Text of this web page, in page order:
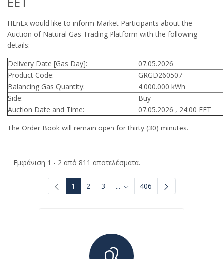
HEnEx would like to inform Market Participants about the
Auction of Natural Gas Trading Platform with the following
details:
Delivery Date [Gas Day]:
07.05.2026
Product Code:
GRGD260507
Balancing Gas Quantity:
4.000.000 kWh
Side:
Buy
Auction Date and Time:
07.05.2026 , 24:00 EET
The Order Book will remain open for thirty (30) minutes.
Εμφάνιση 1 - 2 από 811 αποτελέσματα.
1 2 3 ... Ενδιάμεσες σελίδες Use TAB
406